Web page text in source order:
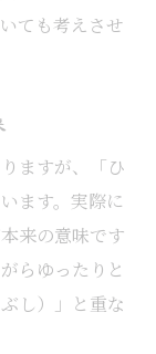
ても考えさせ
ますが、「ひ
ます。実際に
来の意味です
らゆったりと
し）」と重な